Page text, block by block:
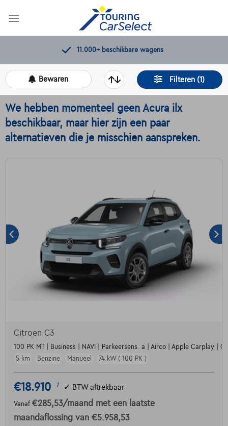
Kwaliteitscontroles door Touring
Filteren (1)
Bewaren
We hebben momenteel geen Acura ilx
beschikbaar, maar hier zijn een paar
alternatieven die je misschien aanspreken.
Citroen C3
100 PK MT | Business | NAVI | Parkeersens. a | Airco | Apple Carplay |
5 km
Benzine Manueel 74 kW ( 100 PK )
€18.910 1 ✓ BTW aftrekbaar
Vanaf €285,53/maand met een laatste
maandaflossing van €5.958,53